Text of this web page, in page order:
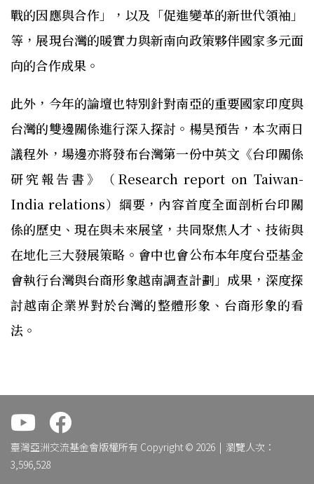
戰的因應與合作」，以及「促進變革的新世代領袖」
等，展現台灣的暖實力與新南向政策夥伴國家多元面
向的合作成果。
此外，今年的論壇也特別針對南亞的重要國家印度與
台灣的雙邊關係進行深入探討。楊昊預告，本次兩日
議程外，場邊亦將發布台灣第一份中英文《台印關係
研究報告書》（Research report on Taiwan-
India relations）綱要，內容首度全面剖析台印關
係的歷史、現在與未來展望，共同聚焦人才、技術與
在地化三大發展策略。會中也會公布本年度台亞基金
會執行台灣與台商形象越南調查計劃」成果，深度探
討越南企業界對於台灣的整體形象、台商形象的看
法。
臺灣亞洲交流基金會版權所有 Copyright © 2026 | 瀏覽人次：
3,596,528